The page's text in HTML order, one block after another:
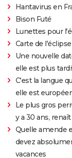
Hantavirus en
Bison Futé
Lunettes pour
Carte de
Une nouvelle
elle est plus
C'est la langue
elle est
Le plus gros
y a 30 ans,
Quelle amende
devez
vacances